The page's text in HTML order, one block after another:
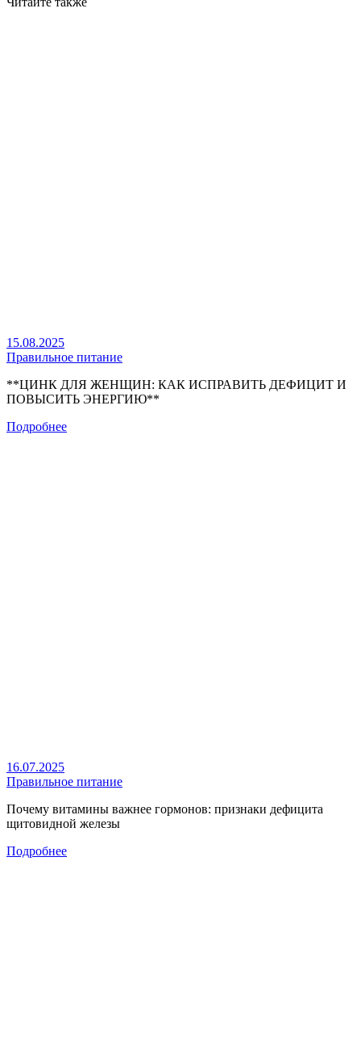
15.08.2025
Правильное питание
**ЦИНК ДЛЯ ЖЕНЩИН: КАК ИСПРАВИТЬ ДЕФИЦИТ И
ПОВЫСИТЬ ЭНЕРГИЮ**
Подробнее
16.07.2025
Правильное питание
Почему витамины важнее гормонов: признаки дефицита
щитовидной железы
Подробнее